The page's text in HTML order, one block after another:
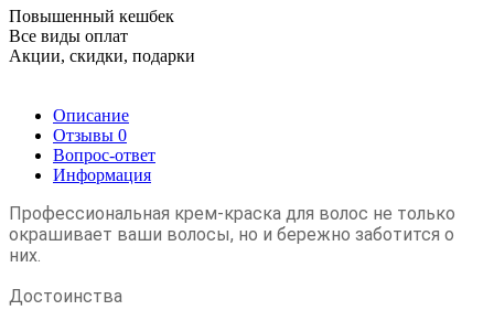
Повышенный кешбек
Все виды оплат
Акции, скидки, подарки
Описание
Отзывы 0
Вопрос-ответ
Информация
Профессиональная крем-краска для волос не только
окрашивает ваши волосы, но и бережно заботится о
них.
Достоинства